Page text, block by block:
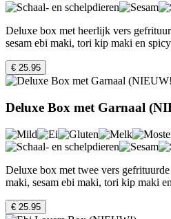
Deluxe box met heerlijk vers
sesam ebi maki, tori kip maki en
€ 25.95
Deluxe Box met Garnaal
Deluxe box met twee vers
maki, sesam ebi maki, tori kip maki
€ 25.95